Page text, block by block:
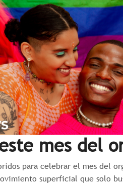
mes del
para celebrar el mes del
superficial que solo